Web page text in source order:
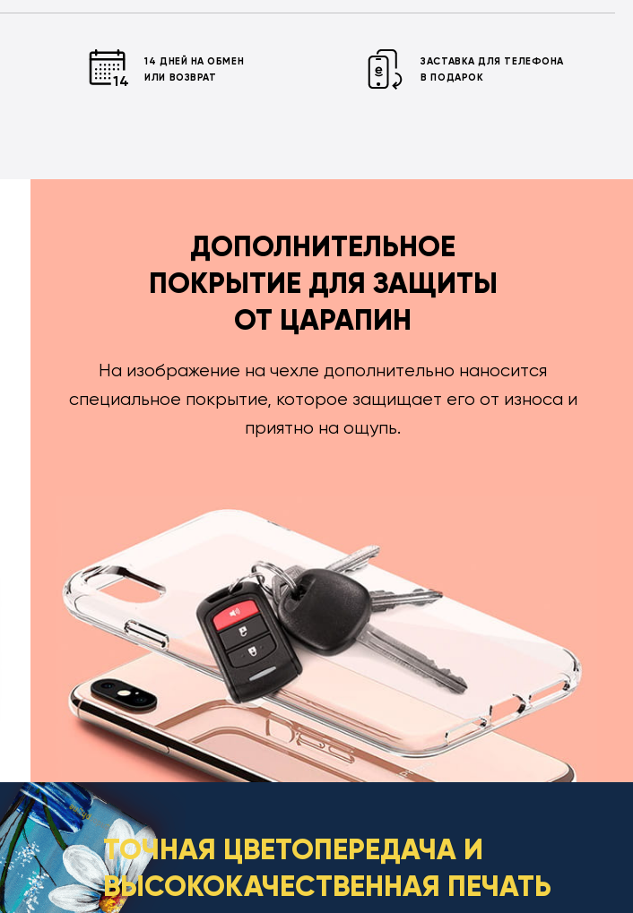
14 ДНЕЙ НА ОБМЕН
ИЛИ ВОЗВРАТ
ЗАСТАВКА ДЛЯ ТЕЛЕФОНА
В ПОДАРОК
ДОПОЛНИТЕЛЬНОЕ
ПОКРЫТИЕ ДЛЯ ЗАЩИТЫ
ОТ ЦАРАПИН
На изображение на чехле дополнительно наносится
специальное покрытие, которое защищает его от износа и
приятно на ощупь.
ТОЧНАЯ ЦВЕТОПЕРЕДАЧА И
ВЫСОКОКАЧЕСТВЕННАЯ ПЕЧАТЬ